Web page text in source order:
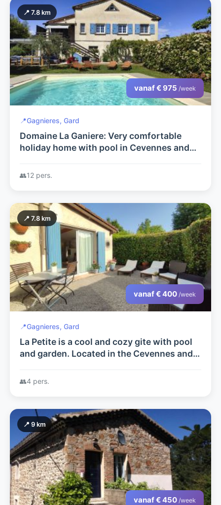
📍 7.8 km
vanaf € 975 /week
📍Gagnieres, Gard
Domaine La Ganiere: Very comfortable
holiday home with pool in Cevennes and
👥12 pers.
📍 7.8 km
vanaf € 400 /week
📍Gagnieres, Gard
La Petite is a cool and cozy gite with pool
and garden. Located in the Cevennes and
excellent location!
👥4 pers.
📍 9 km
vanaf € 450 /week